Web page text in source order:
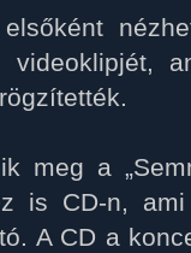
meg a
is CD-n,
A CD a